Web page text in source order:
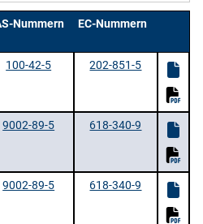
Nummern EC-Nummern
100-42-5 202-851-5
9002-89-5 618-340-9
9002-89-5 618-340-9